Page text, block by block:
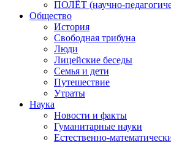
ПОЛЁТ (научно-
Общество
История
Свободная трибуна
Люди
Лицейские беседы
Семья и дети
Путешествие
Утраты
Наука
Новости и факты
Гуманитарные науки
Естественно-